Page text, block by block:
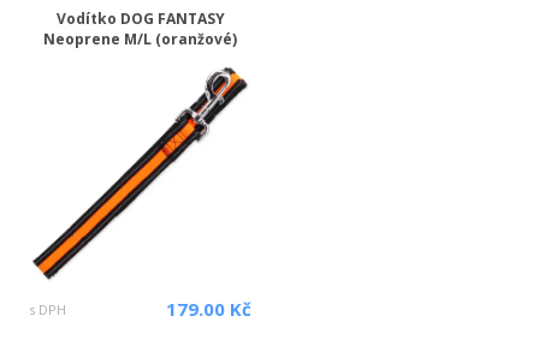
Vodítko DOG FANTASY
Neoprene M/L (oranžové)
s DPH 179.00 Kč